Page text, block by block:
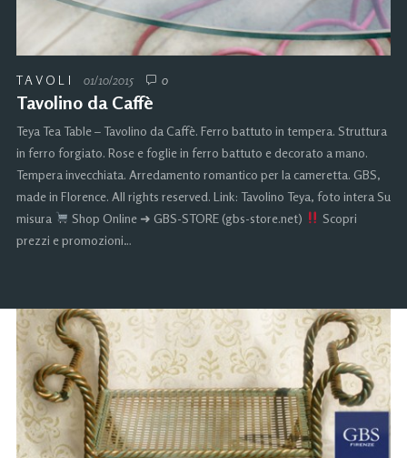
TAVOLI 01/10/2015 0
Tavolino da Caffè
Teya Tea Table – Tavolino da Caffè. Ferro battuto in tempera. Struttura
in ferro forgiato. Rose e foglie in ferro battuto e decorato a mano.
Tempera invecchiata. Arredamento romantico per la cameretta. GBS,
made in Florence. All rights reserved. Link: Tavolino Teya, foto intera Su
misura
Shop Online ➜ GBS-STORE (gbs-store.net)
Scopri
prezzi e promozioni…